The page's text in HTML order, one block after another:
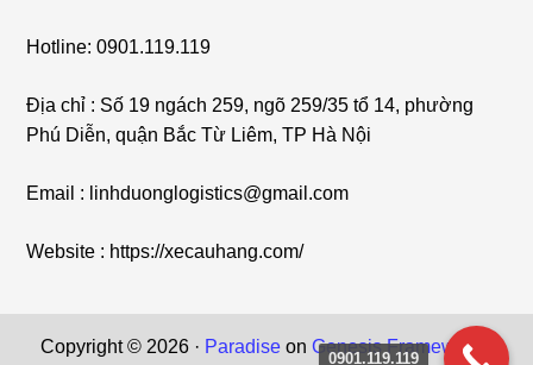
Hotline: 0901.119.119
Địa chỉ : Số 19 ngách 259, ngõ 259/35 tổ 14, phường
Phú Diễn, quận Bắc Từ Liêm, TP Hà Nội
Email : linhduonglogistics@gmail.com
Website : https://xecauhang.com/
Copyright © 2026 · Paradise on Genesis Framework
0901.119.119